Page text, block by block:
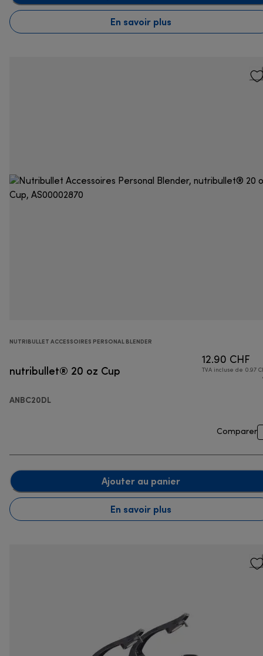
En savoir plus
NUTRIBULLET ACCESSOIRES PERSONAL BLENDER
nutribullet® 20 oz Cup
ANBC20DL
12.90 CHF
TVA incluse de 0.97
Comparer
Ajouter au panier
En savoir plus